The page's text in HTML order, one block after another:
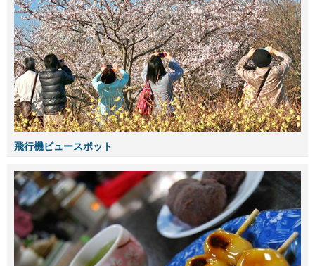
飛行機ビュースポット